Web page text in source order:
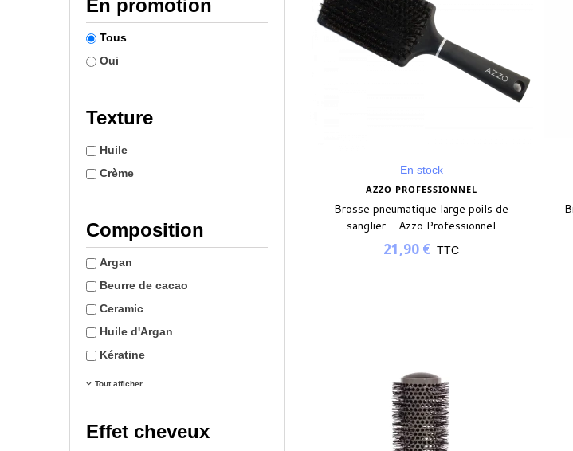
En promotion
Tous
Oui
Texture
Huile
Crème
Composition
Argan
Beurre de cacao
Ceramic
Huile d'Argan
Kératine
Tout afficher
Effet cheveux
En stock
AZZO PROFESSIONNEL
Brosse pneumatique large poils de
sanglier - Azzo Professionnel
21,90 € TTC